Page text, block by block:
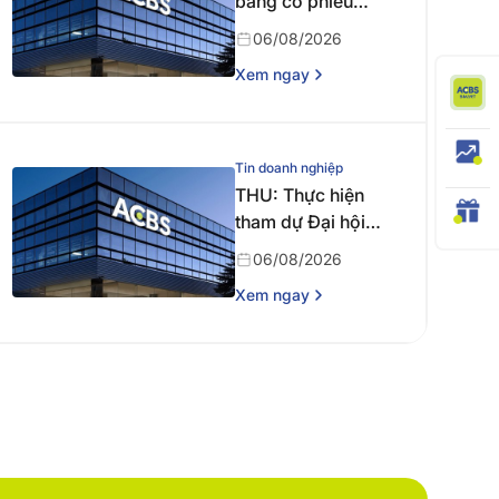
năm 2025
06/08/2026
Xem ngay
Tin doanh nghiệp
THU: Thực hiện
tham dự Đại hội
đồng cổ đông
thường niên năm
2026
06/08/2026
Xem ngay